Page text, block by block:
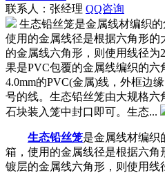
联系人：张经理 QQ咨询
生态铅丝笼是金属线材编织
使用的金属线径是根据六角形
的金属线六角形，则使用线径为
果是PVC包覆的金属线编织的六
4.0mm的PVC(金属)线，外框边
号的线。生态铅丝笼由大规格
石块装入笼中封口即可。生态...
生态铅丝笼是金属线材编织
箱，使用的金属线径是根据六
镀层的金属线六角形，则使用线